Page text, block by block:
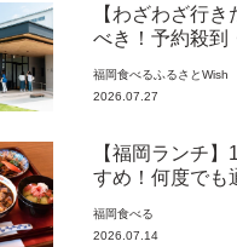
【わざわざ行
べき！予約殺到
ン『bound
福岡食べるふるさとWish
2026.07.27
【福岡ランチ
すめ！何度でも
市）【まち歩き】
福岡食べる
2026.07.14